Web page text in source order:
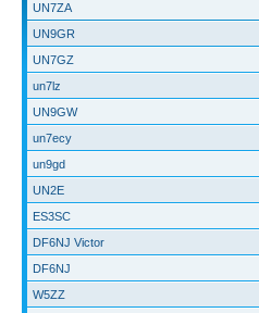
UN7ZA
UN9GR
UN7GZ
un7lz
UN9GW
un7ecy
un9gd
UN2E
ES3SC
DF6NJ Victor
DF6NJ
W5ZZ